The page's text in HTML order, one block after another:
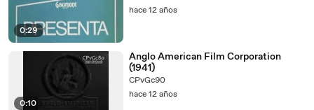
0:29
hace 12 años
0:10
Anglo American Film Corporation
(1941)
CPvGc90
hace 12 años